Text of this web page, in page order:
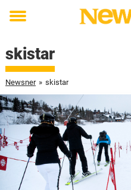
Toggle
skistar
Newsner » skistar